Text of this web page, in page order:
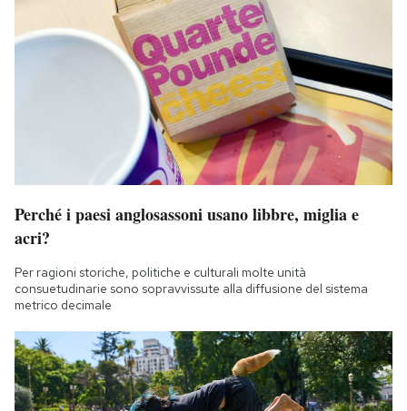
Perché i paesi anglosassoni usano libbre, miglia e
acri?
Per ragioni storiche, politiche e culturali molte unità
consuetudinarie sono sopravvissute alla diffusione del sistema
metrico decimale